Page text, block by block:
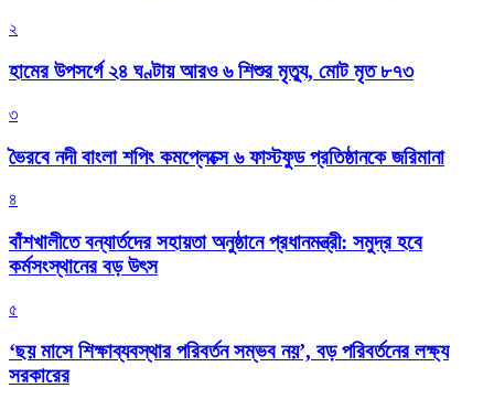
২
হামের উপসর্গে ২৪ ঘণ্টায় আরও ৬ শিশুর মৃত্যু, মোট মৃত ৮৭৩
৩
ভৈরবে নদী বাংলা শপিং কমপ্লেক্সে ৬ ফাস্টফুড প্রতিষ্ঠানকে জরিমানা
৪
বাঁশখালীতে বন্যার্তদের সহায়তা অনুষ্ঠানে প্রধানমন্ত্রী: সমুদ্র হবে
কর্মসংস্থানের বড় উৎস
৫
‘ছয় মাসে শিক্ষাব্যবস্থার পরিবর্তন সম্ভব নয়’, বড় পরিবর্তনের লক্ষ্য
সরকারের